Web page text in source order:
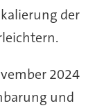
der
2024
und